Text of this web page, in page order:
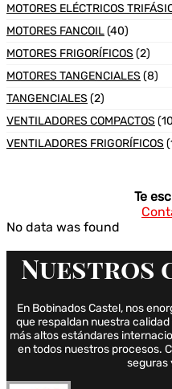
MOTORES ELÉCTRICOS
MOTORES FANCOIL(40)
MOTORES FRIGORÍFICOS (2)
MOTORES TANGENCIALES (8)
TANGENCIALES (2)
VENTILADORES COMPACTOS
VENTILADORES FRIGORÍFICOS
Te
No data was found
Nuestros
En Bobinados Castel, nos
que respaldan nuestra
más altos estándares
en todos nuestros procesos.
seguras